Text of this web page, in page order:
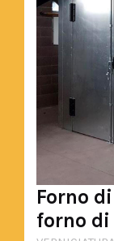
Forno
forno